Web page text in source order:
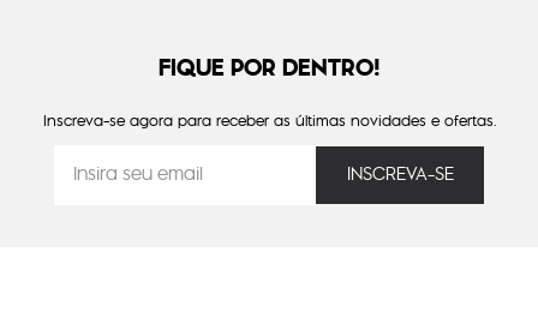
FIQUE POR DENTRO!
Inscreva-se agora para receber as últimas novidades e ofertas.